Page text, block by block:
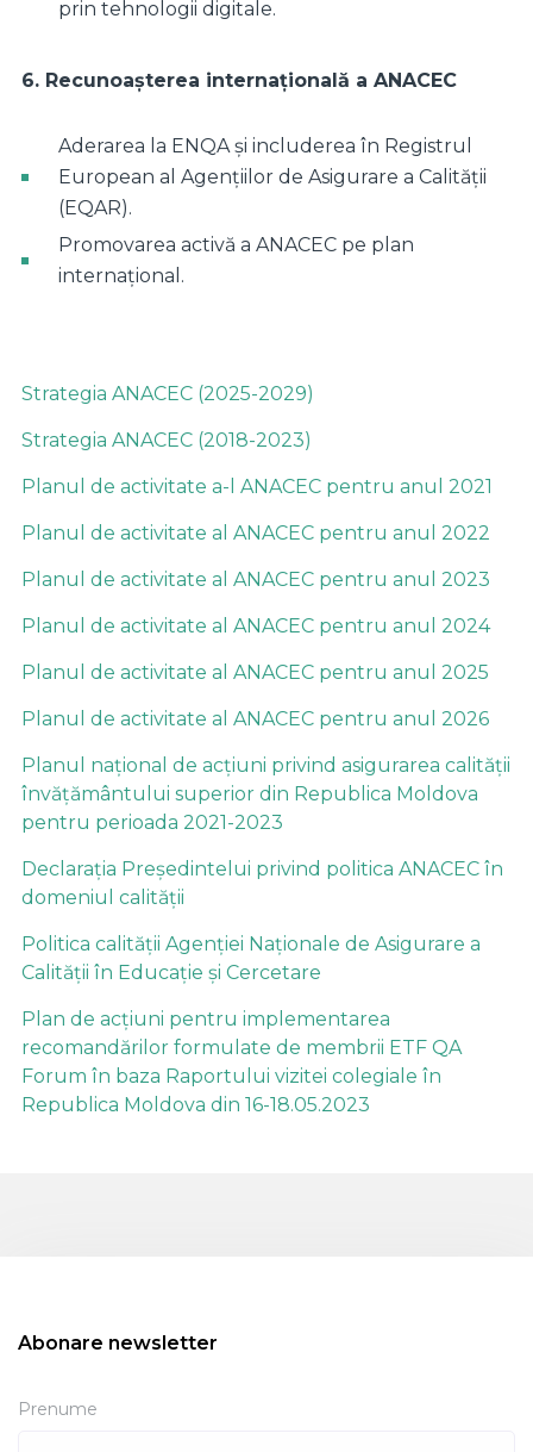
prin tehnologii digitale.
6. Recunoașterea internațională a ANACEC
Aderarea la ENQA și includerea în Registrul
European al Agențiilor de Asigurare a Calității
(EQAR).
Promovarea activă a ANACEC pe plan
internațional.
Strategia ANACEC (2025-2029)
Strategia ANACEC (2018-2023)
Planul de activitate a-l ANACEC pentru anul 2021
Planul de activitate al ANACEC pentru anul 2022
Planul de activitate al ANACEC pentru anul 2023
Planul de activitate al ANACEC pentru anul 2024
Planul de activitate al ANACEC pentru anul 2025
Planul de activitate al ANACEC pentru anul 2026
Planul național de acțiuni privind asigurarea calității
învățământului superior din Republica Moldova
pentru perioada 2021-2023
Declarația Președintelui privind politica ANACEC în
domeniul calității
Politica calității Agenției Naționale de Asigurare a
Calității în Educație și Cercetare
Plan de acțiuni pentru implementarea
recomandărilor formulate de membrii ETF QA
Forum în baza Raportului vizitei colegiale în
Republica Moldova din 16-18.05.2023
Abonare newsletter
Prenume